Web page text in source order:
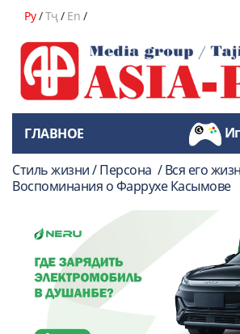
Ру/Тҷ/ En /
ГЛАВНОЕ
Стиль жизни / Персона / Вся его
Воспоминания о Фаррухе Касымове